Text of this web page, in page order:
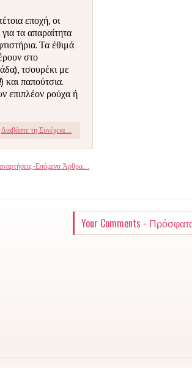
εποχή, οι
τα απαραίτητα
Τα έθιμά
στο
τσουρέκι με
και παπούτσια.
επιπλέον ρούχα ή
Διαβάστε τη Συνέχεια...
-Επόμενα Άρθρα...
Your Comments -